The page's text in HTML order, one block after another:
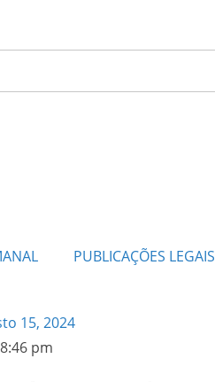
PUBLICAÇÕES LEGAIS
15, 2024
8:46 pm